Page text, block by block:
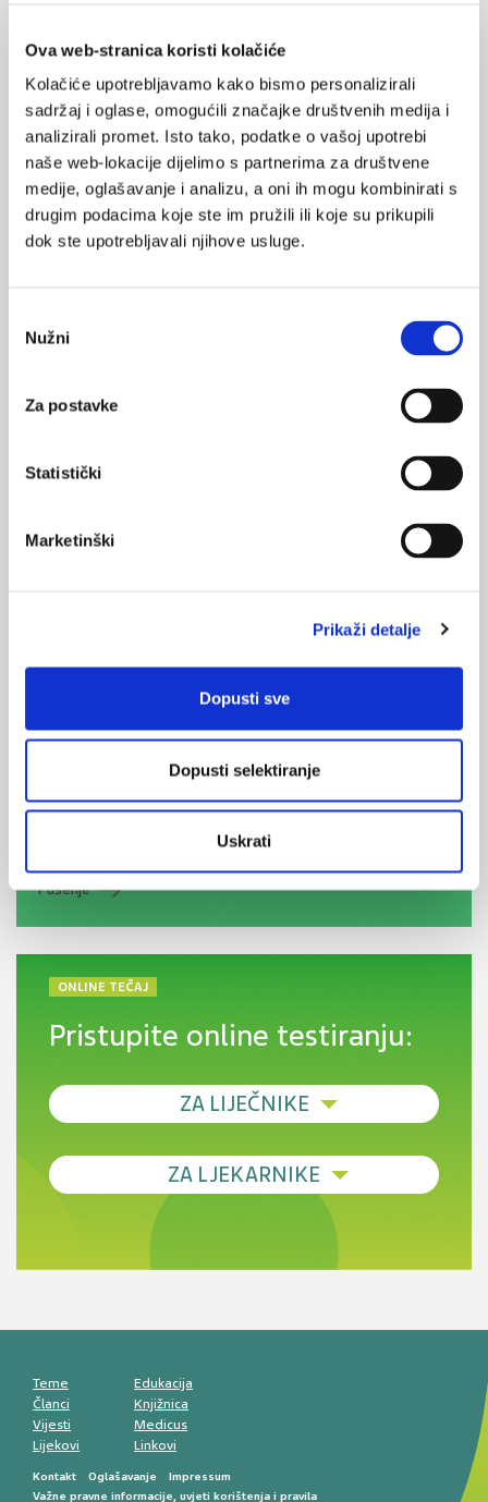
Ova web-stranica koristi kolačiće
Kolačiće upotrebljavamo kako bismo personalizirali
sadržaj i oglase, omogućili značajke društvenih medija i
analizirali promet. Isto tako, podatke o vašoj upotrebi
naše web-lokacije dijelimo s partnerima za društvene
medije, oglašavanje i analizu, a oni ih mogu kombinirati s
drugim podacima koje ste im pružili ili koje su prikupili
dok ste upotrebljavali njihove usluge.
pristanka
Nužni
Za postavke
Statistički
Marketinški
Prikaži detalje
Dopusti sve
Dopusti selektiranje
Uskrati
Epilepsija i spavanje u djece
Cjelonoćna polisomnografija (PSG) studija u djece je zlatni
standard za razlikovanje neepileptičkih od epileptičkih
paroksizmalnih noćnih događaja i obično traje 6-8 sati.
Liječenje poremećaja spavanja u djece s epilepsijom
omogućuje bolju kontrolu napadaja, poboljšava kvalitetu života
i dnevno funkcioniranje.
zdravlje
kardiologije, nefrologije i endokrinologije
Pušenje
ONLINE TEČAJ
Pristupite online testiranju:
ZA LIJEČNIKE
Debljina - od prevencije do personalizirane
Novi pogled na migrenu: komorbiditeti, spolne
razlike i nove terapije
smetnji do rane onkološke dijagnostike
ZA LJEKARNIKE
Antikoagulansi u ljekarničkoj praksi –
Teme
Članci
Vijesti
Lijekovi
Edukacija
Knjižnica
Medicus
Linkovi
Kontakt Oglašavanje
Impressum
Važne pravne informacije, uvjeti korištenja i pravila